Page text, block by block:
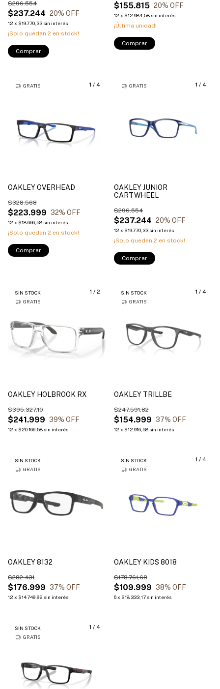
$237.244
$296.554
20% OFF
12 x $19.770,33 sin interés
¡Solo quedan 2 en stock!
Comprar
$155.815 20% OFF
12 x $12.984,58 sin interés
¡Última unidad!
Comprar
1 / 4
GRATIS
OAKLEY OVERHEAD
$223.999
$328.568
32% OFF
12 x $18.666,58 sin interés
¡Solo quedan 2 en stock!
Comprar
1 / 4
GRATIS
OAKLEY JUNIOR
CARTWHEEL
$237.244
$296.554
20% OFF
12 x $19.770,33 sin interés
¡Solo quedan 2 en stock!
Comprar
1 / 2
SIN STOCK
GRATIS
OAKLEY HOLBROOK RX
$241.999
$395.327,10
39% OFF
12 x $20.166,58 sin interés
1 / 4
SIN STOCK
GRATIS
OAKLEY TRILLBE
$154.999
$247.591,82
37% OFF
12 x $12.916,58 sin interés
SIN STOCK
GRATIS
OAKLEY 8132
$176.999
$282.431
37% OFF
12 x $14.749,92 sin interés
1 / 4
SIN STOCK
GRATIS
OAKLEY KIDS 8018
$109.999
$178.761,68
38% OFF
6x $18.333,17 sin interés
1 / 4
SIN STOCK
GRATIS